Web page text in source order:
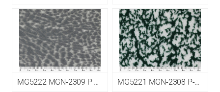
MG5222 MGN-2309 P EPM5 MG5221 MGN-2308 P-CDP EPM5